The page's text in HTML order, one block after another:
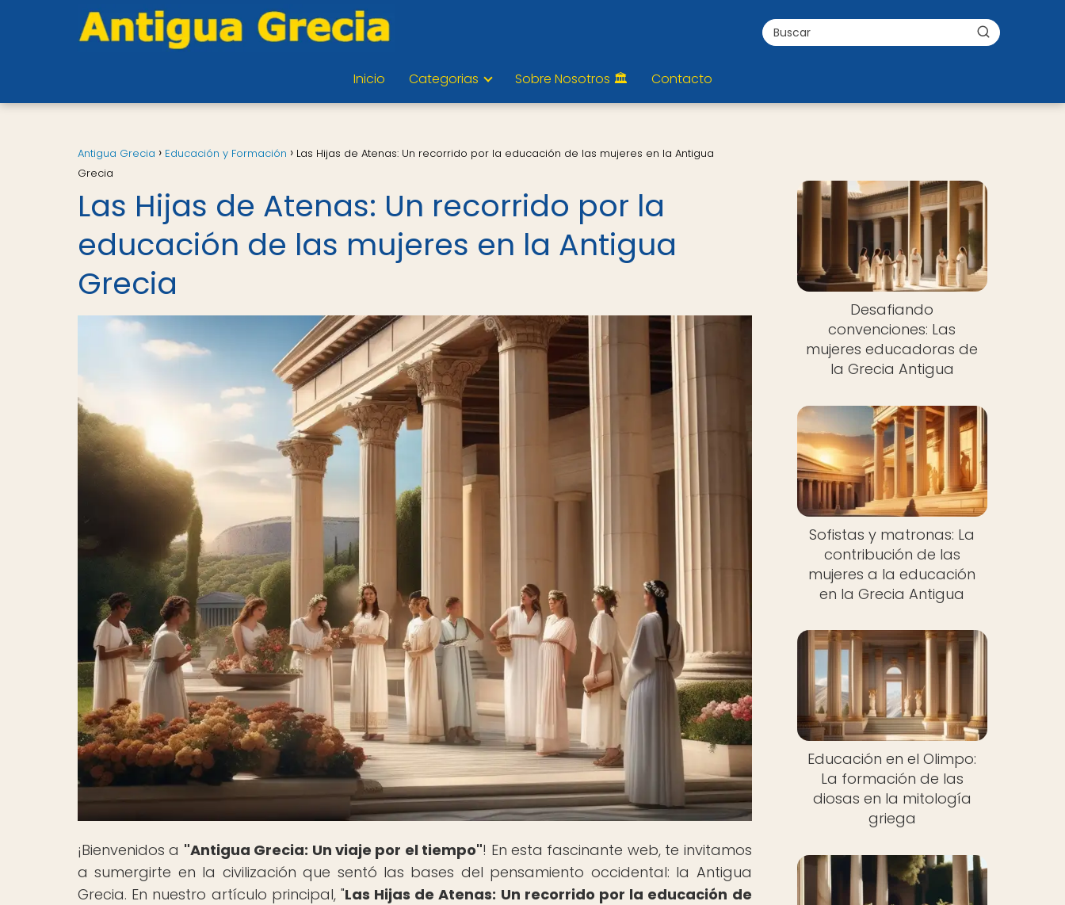
Inicio Categorias Sobre Nosotros 🏛️ Contacto
Antigua Grecia Educación y Formación
Las Hijas de Atenas: Un recorrido por la educación de las mujeres en la Antigua
Grecia
Las Hijas de Atenas: Un recorrido por la
educación de las mujeres en la Antigua
Grecia
¡Bienvenidos a "Antigua Grecia: Un viaje por el tiempo"! En esta fascinante web, te invitamos
a sumergirte en la civilización que sentó las bases del pensamiento occidental: la Antigua
Grecia. En nuestro artículo principal, "Las Hijas de Atenas: Un recorrido por la educación de
Desafiando
convenciones: Las
mujeres educadoras de
la Grecia Antigua
Sofistas y matronas: La
contribución de las
mujeres a la educación
en la Grecia Antigua
Educación en el Olimpo:
La formación de las
diosas en la mitología
griega